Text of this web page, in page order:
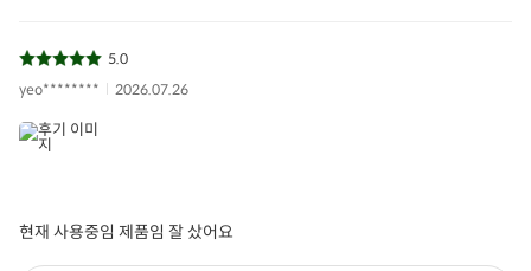
5.0
yeo********
2026.07.26
현재 사용중임 제품임 잘 샀어요